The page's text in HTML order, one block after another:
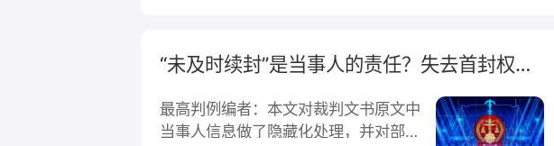
是，不得超过违约一方订立合同时预见到或者应当预见
预见规则限制，即预见或者应当预见到的损失，缔约时
未曾想到的情形造成的损失不属于预期损失。预期损失
起诉时连续居住满1年（就医除外），
•同时被告（保险公司分支机构）住所
地法院也有权管辖，二选一。2、财产
“未及时续封”是当事人的责任？失去首封权法院是否应当承担责任
最高判例编者：本文对裁判文书原文中
当事人信息做了隐藏化处理，并对部分